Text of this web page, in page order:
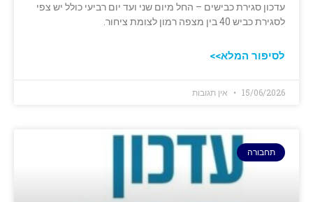
עדכון סגירת כבישים – החל מיום שני ועד יום רביעי כולל יש צפי
לסגירת כביש 40 בין מצפה רמון לצומת ציחור.
לסיפור המלא>>
15/06/2026 אין תגובות
תחבורה